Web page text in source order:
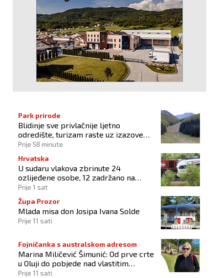
Park prirode
Blidinje sve privlačnije ljetno
odredište, turizam raste uz izazove
očuvanja prirode
Prije 58 minute
Hrvatska
U sudaru vlakova zbrinute 24
ozlijeđene osobe, 12 zadržano na
liječenju
Prije 1 sat
Župa Prozor
Mlada misa don Josipa Ivana Solde
Prije 11 sati
Fojničanka s australskom adresom
Marina Miličević Šimunić: Od prve crte
u Oluji do pobjede nad vlastitim
„olujama“
Prije 11 sati